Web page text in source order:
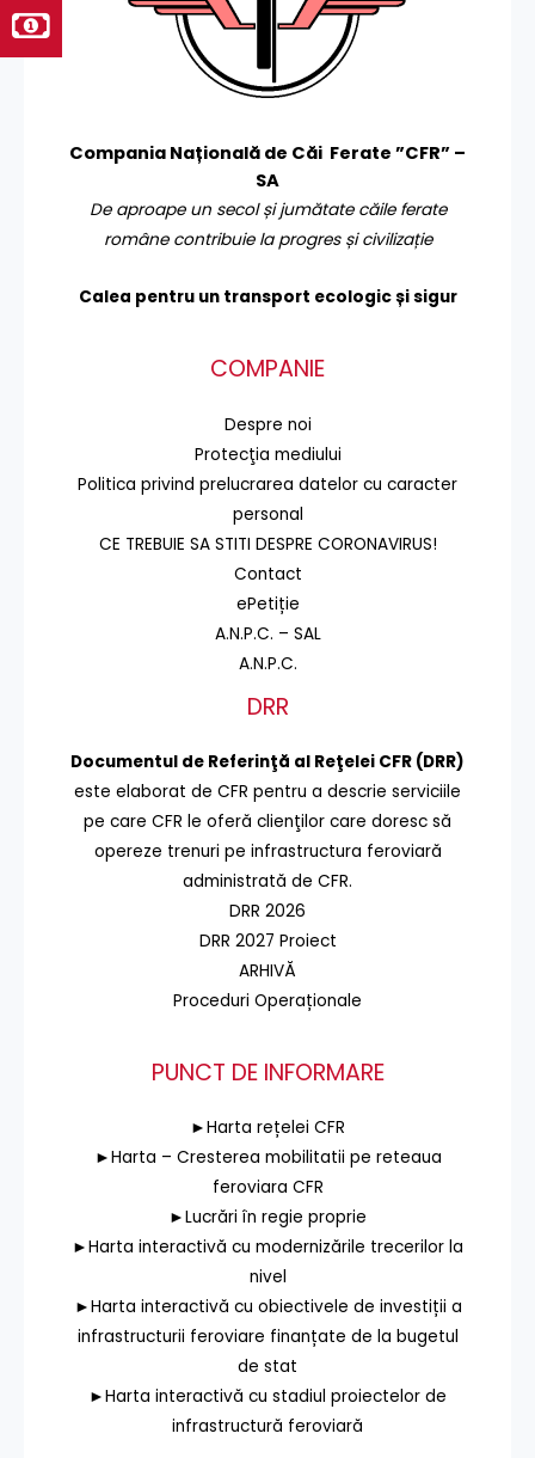
Compania Națională de Căi Ferate ”CFR” –
SA
De aproape un secol și jumătate căile ferate
române contribuie la progres și civilizație
Calea pentru un transport ecologic și sigur
COMPANIE
Despre noi
Protecţia mediului
Politica privind prelucrarea datelor cu caracter
personal
CE TREBUIE SA STITI DESPRE CORONAVIRUS!
Contact
ePetiție
A.N.P.C. – SAL
A.N.P.C.
DRR
Documentul de Referinţă al Reţelei CFR (DRR)
este elaborat de CFR pentru a descrie serviciile
pe care CFR le oferă clienţilor care doresc să
opereze trenuri pe infrastructura feroviară
administrată de CFR.
DRR 2026
DRR 2027 Proiect
ARHIVĂ
Proceduri Operaționale
PUNCT DE INFORMARE
►Harta rețelei CFR
►Harta – Cresterea mobilitatii pe reteaua
feroviara CFR
►Lucrări în regie proprie
►Harta interactivă cu modernizările trecerilor la
nivel
►Harta interactivă cu obiectivele de investiții a
infrastructurii feroviare finanțate de la bugetul
de stat
►Harta interactivă cu stadiul proiectelor de
infrastructură feroviară